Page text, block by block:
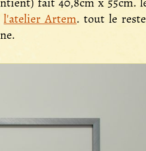
l'atelier Artem. tout le